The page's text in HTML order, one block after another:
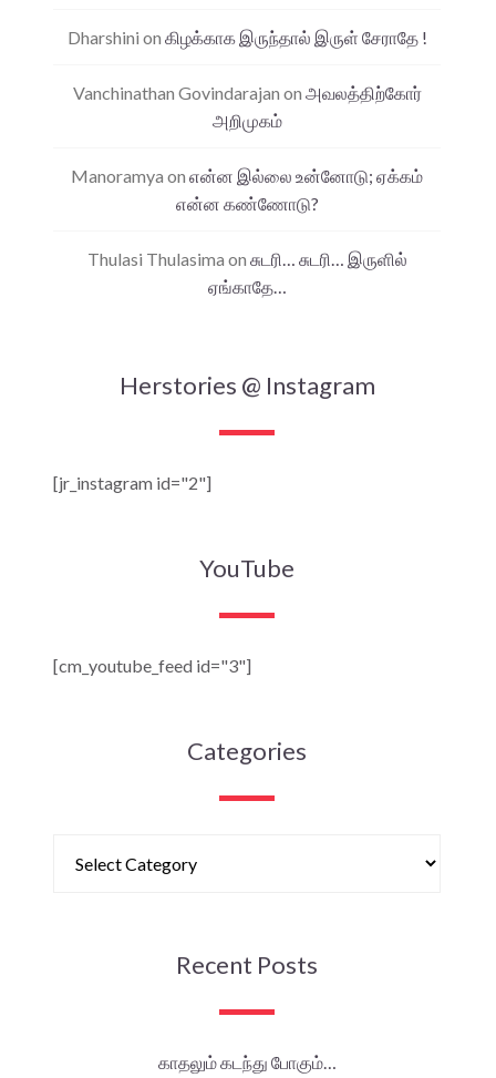
Dharshini on கிழக்காக இருந்தால் இருள் சேராதே !
Vanchinathan Govindarajan on அவலத்திற்கோர்
அறிமுகம்
Manoramya on என்ன இல்லை உன்னோடு; ஏக்கம்
என்ன கண்ணோடு?
Thulasi Thulasima on சுடரி… சுடரி… இருளில்
ஏங்காதே…
Herstories @ Instagram
[jr_instagram id="2"]
YouTube
[cm_youtube_feed id="3"]
Categories
Recent Posts
காதலும் கடந்து போகும்…